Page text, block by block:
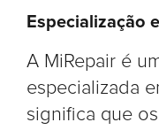
Especialização
A MiRepair é
especializada
significa que